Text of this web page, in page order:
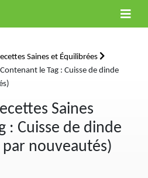
Saines et Équilibrées
le Tag : Cuisse de dinde
Saines
: Cuisse de dinde
par nouveautés)